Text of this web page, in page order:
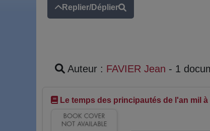
Replier/Déplier
Auteur : FAVIER Jean - 1
Le temps des principautés de l'an mil à